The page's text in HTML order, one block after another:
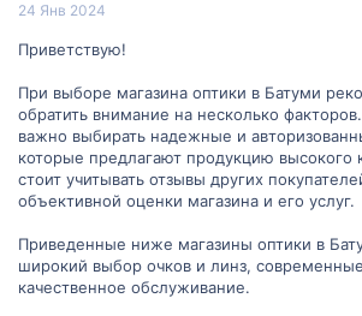
24 Янв 2024
Приветствую!
При выборе магазина оптики в Батуми
обратить внимание на несколько
важно выбирать надежные и
которые предлагают продукцию высокого
стоит учитывать отзывы других
объективной оценки магазина и его услуг.
Приведенные ниже магазины оптики в
широкий выбор очков и линз,
качественное обслуживание.